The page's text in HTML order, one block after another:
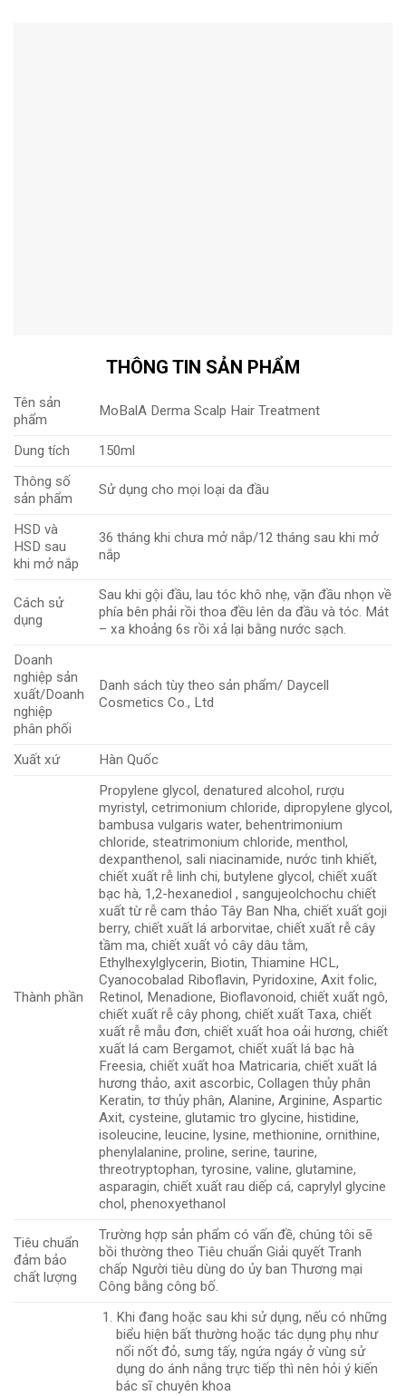
THÔNG TIN SẢN PHẨM
Tên sản
phẩm
MoBalA Derma Scalp Hair Treatment
Dung tích
150ml
Thông số
sản phẩm
Sử dụng cho mọi loại da đầu
HSD và
HSD sau
khi mở nắp
36 tháng khi chưa mở nắp/12 tháng sau khi mở
nắp
Cách sử
dụng
Sau khi gội đầu, lau tóc khô nhẹ, vặn đầu nhọn về
phía bên phải rồi thoa đều lên da đầu và tóc. Mát
– xa khoảng 6s rồi xả lại bằng nước sạch.
Doanh
nghiệp sản
xuất/Doanh
nghiệp
phân phối
Danh sách tùy theo sản phẩm/ Daycell
Cosmetics Co., Ltd
Xuất xứ Hàn Quốc
Thành phần
Propylene glycol, denatured alcohol, rượu
myristyl, cetrimonium chloride, dipropylene glycol,
bambusa vulgaris water, behentrimonium
chloride, steatrimonium chloride, menthol,
dexpanthenol, sali niacinamide, nước tinh khiết,
chiết xuất rễ linh chi, butylene glycol, chiết xuất
bạc hà, 1,2-hexanediol , sangujeolchochu chiết
xuất từ ​​rễ cam thảo Tây Ban Nha, chiết xuất goji
berry, chiết xuất lá arborvitae, chiết xuất rễ cây
tầm ma, chiết xuất vỏ cây dâu tằm,
Ethylhexylglycerin, Biotin, Thiamine HCL,
Cyanocobalad Riboflavin, Pyridoxine, Axit folic,
Retinol, Menadione, Bioflavonoid, chiết xuất ngô,
chiết xuất ​​rễ cây phong, chiết xuất Taxa, chiết
xuất rễ mẫu đơn, chiết xuất hoa oải hương, chiết
xuất lá cam Bergamot, chiết xuất lá bạc hà
Freesia, chiết xuất hoa Matricaria, chiết xuất lá
hương thảo, axit ascorbic, Collagen thủy phân
Keratin, tơ thủy phân, Alanine, Arginine, Aspartic
Axit, cysteine, glutamic tro glycine, histidine,
isoleucine, leucine, lysine, methionine, ornithine,
phenylalanine, proline, serine, taurine,
threotryptophan, tyrosine, valine, glutamine,
asparagin, chiết xuất rau diếp cá, caprylyl glycine
chol, phenoxyethanol
Tiêu chuẩn
đảm bảo
chất lượng
Trường hợp sản phẩm có vấn đề, chúng tôi sẽ
bồi thường theo Tiêu chuẩn Giải quyết Tranh
chấp Người tiêu dùng do ủy ban Thương mại
Công bằng công bố.
Khi đang hoặc sau khi sử dụng, nếu có những
biểu hiện bất thường hoặc tác dụng phụ như
nổi nốt đỏ, sưng tấy, ngứa ngáy ở vùng sử
dụng do ánh nắng trực tiếp thì nên hỏi ý kiến ​​
bác sĩ chuyên khoa